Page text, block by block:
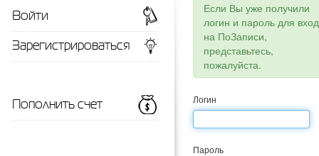
Если Вы уже получили
логин и пароль для
на ПоЗаписи,
представьтесь,
пожалуйста.
Логин
Пароль
Войти
Зарегистрироваться
Пополнить счет